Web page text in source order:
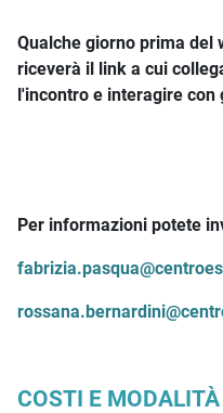
Qualche giorno prima del
riceverà il link a cui
l'incontro e interagire con
Per informazioni potete
COSTI E